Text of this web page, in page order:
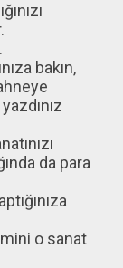
bakın,
da para
o sanat